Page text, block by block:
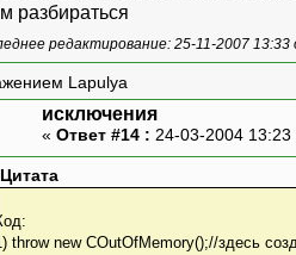
разбираться
редактирование: 25-11-2007 13:33
Lapulya
исключения
« Ответ #14 : 24-03-2004
Цитата
throw new COutOfMemory();//здесь